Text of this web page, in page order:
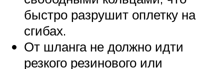
быстро разрушит оплетку на
сгибах.
От шланга не должно идти
резкого резинового или